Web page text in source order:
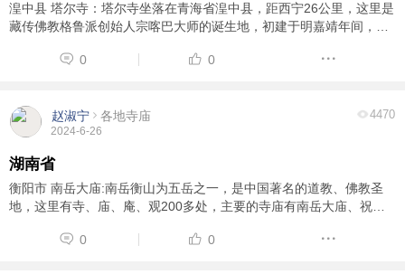
湟中县 塔尔寺：塔尔寺坐落在青海省湟中县，距西宁26公里，这里是
藏传佛教格鲁派创始人宗喀巴大师的诞生地，初建于明嘉靖年间，迄
青海首届一指的名胜古迹。
0 0
赵淑宁 各地寺庙
2024-6-26
4470
湖南省
衡阳市 南岳大庙:南岳衡山为五岳之一，是中国著名的道教、佛教圣
地，这里有寺、庙、庵、观200多处，主要的寺庙有南岳大庙、祝圣
0
0